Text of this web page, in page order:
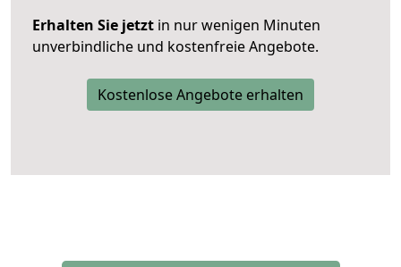
Erhalten Sie jetzt in nur wenigen Minuten
unverbindliche und kostenfreie Angebote.
Kostenlose Angebote erhalten